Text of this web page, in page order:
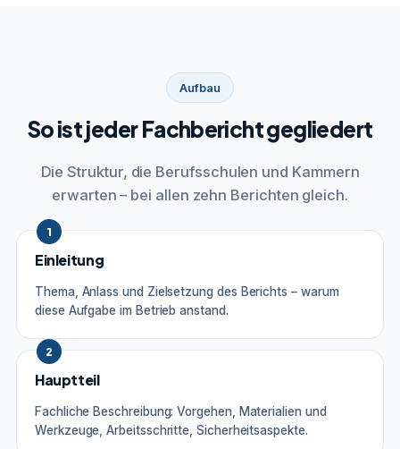
Aufbau
So ist jeder Fachbericht gegliedert
Die Struktur, die Berufsschulen und Kammern
erwarten – bei allen zehn Berichten gleich.
1
Einleitung
Thema, Anlass und Zielsetzung des Berichts – warum
diese Aufgabe im Betrieb anstand.
2
Hauptteil
Fachliche Beschreibung: Vorgehen, Materialien und
Werkzeuge, Arbeitsschritte, Sicherheitsaspekte.